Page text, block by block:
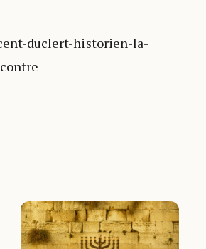
duclert-historien-la-